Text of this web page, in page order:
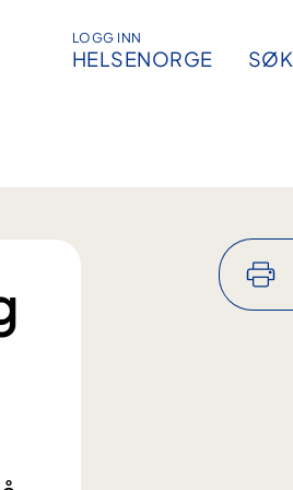
LOGG INN
HELSENORGE SØK